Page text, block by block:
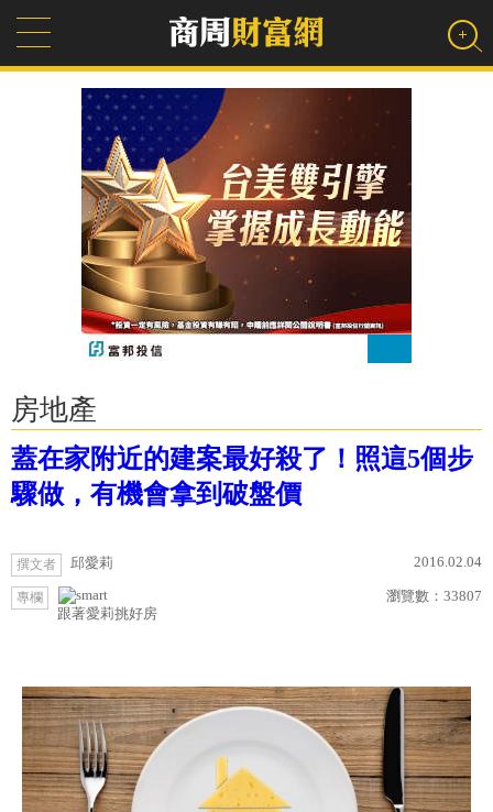
房地產
蓋在家附近的建案最好殺了！照這5個步
驟做，有機會拿到破盤價
撰文者 邱愛莉 2016.02.04
專欄
跟著愛莉挑好房
瀏覽數： 33807